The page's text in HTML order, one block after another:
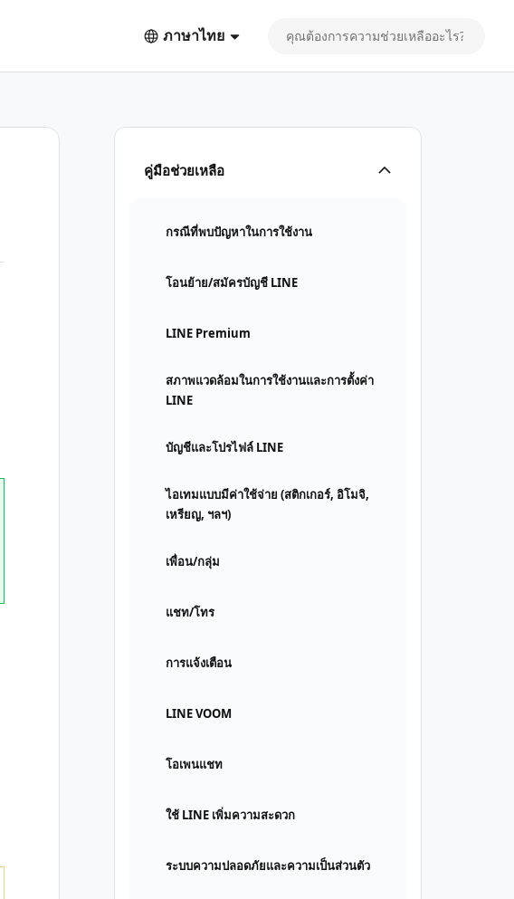
ภาษาไทย
คู่มือช่วยเหลือ
กรณีที่พบปัญหาในการใช้งาน
โอนย้าย/สมัครบัญชี LINE
LINE Premium
สภาพแวดล้อมในการใช้งานและการตั้งค่า
LINE
บัญชีและโปรไฟล์ LINE
ไอเทมแบบมีค่าใช้จ่าย (สติกเกอร์, อิโมจิ,
เหรียญ, ฯลฯ)
เพื่อน/กลุ่ม
แชท/โทร
การแจ้งเตือน
LINE VOOM
โอเพนแชท
ใช้ LINE เพิ่มความสะดวก
ระบบความปลอดภัยและความเป็นส่วนตัว